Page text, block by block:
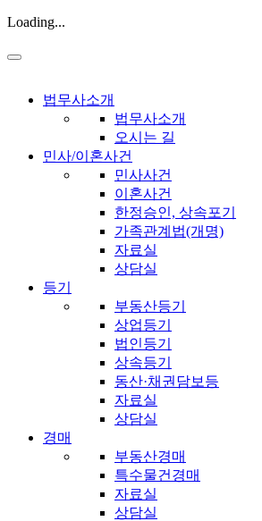
Loading...
법무사소개
법무사소개
오시는 길
민사/이혼사건
민사사건
이혼사건
한정승인, 상속포기
가족관계법(개명)
자료실
상담실
등기
부동산등기
상업등기
법인등기
상속등기
동산·채권담보등
자료실
상담실
경매
부동산경매
특수물건경매
자료실
상담실